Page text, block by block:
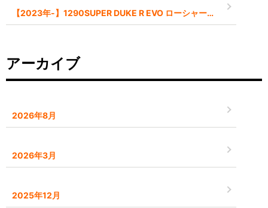
【2023年-】1290SUPER DUKE R EVO ローシャーシモデル【-45mm】
アーカイブ
2026年8月
2026年3月
2025年12月